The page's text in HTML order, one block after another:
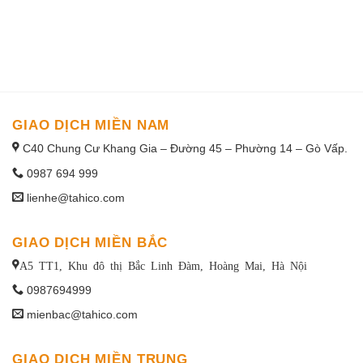
GIAO DỊCH MIỀN NAM
C40 Chung Cư Khang Gia – Đường 45 – Phường 14 – Gò Vấp.
0987 694 999
lienhe@tahico.com
GIAO DỊCH MIỀN BẮC
A5 TT1, Khu đô thị Bắc Linh Đàm, Hoàng Mai, Hà Nội
0987694999
mienbac@tahico.com
GIAO DỊCH MIỀN TRUNG